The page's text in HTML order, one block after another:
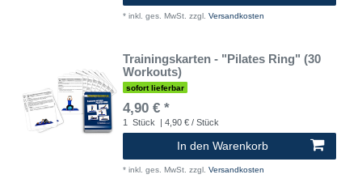
* inkl. ges. MwSt. zzgl. Versandkosten
Trainingskarten - "Pilates Ring" (30
Workouts)
sofort lieferbar
4,90 € *
1 Stück | 4,90 € / Stück
In den Warenkorb
* inkl. ges. MwSt. zzgl. Versandkosten